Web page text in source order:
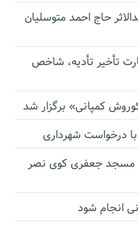
حاج احمد متوسلیان
تأخیر تأدیه، شاخص
کمپانی» برگزار شد
با درخواست شهرداری
مسجد جعفری کوی نصر
انجام شود